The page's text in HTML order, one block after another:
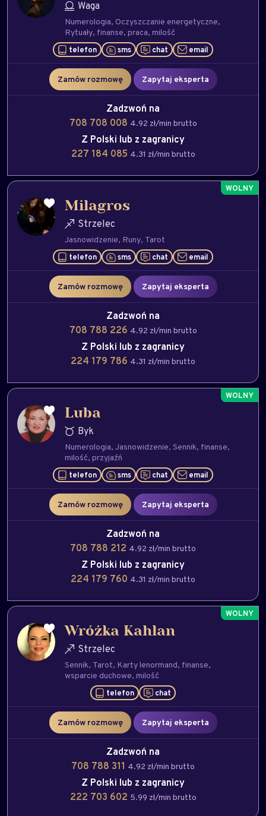
Waga
Numerologia Oczyszczanie energetyczne
Rytuały finanse praca milość
telefon sms chat email
Zamów rozmowę Zapytaj eksperta
Zadzwoń na
708 708 008 4.92 zł/min brutto
Z Polski lub z zagranicy
227 184 085 4.31 zł/min brutto
Milagros
Strzelec
Jasnowidzenie Runy Tarot
telefon sms chat email
Zamów rozmowę Zapytaj eksperta
Zadzwoń na
708 788 226 4.92 zł/min brutto
Z Polski lub z zagranicy
224 179 786 4.31 zł/min brutto
Luba
Byk
Numerologia Jasnowidzenie Sennik finanse
milość przyjaźń
telefon sms chat email
Zamów rozmowę Zapytaj eksperta
Zadzwoń na
708 788 212 4.92 zł/min brutto
Z Polski lub z zagranicy
224 179 760 4.31 zł/min brutto
Wróżka Kahlan
Strzelec
Sennik Tarot Karty lenormand finanse
wsparcie duchowe milość
telefon chat
Zamów rozmowę Zapytaj eksperta
Zadzwoń na
708 788 311 4.92 zł/min brutto
Z Polski lub z zagranicy
222 703 602 5.99 zł/min brutto